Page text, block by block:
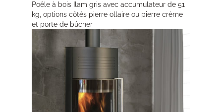
Poêle à bois Ilam gris avec accumulateur de 51
kg, options côtés pierre ollaire ou pierre crème
et porte de bûcher